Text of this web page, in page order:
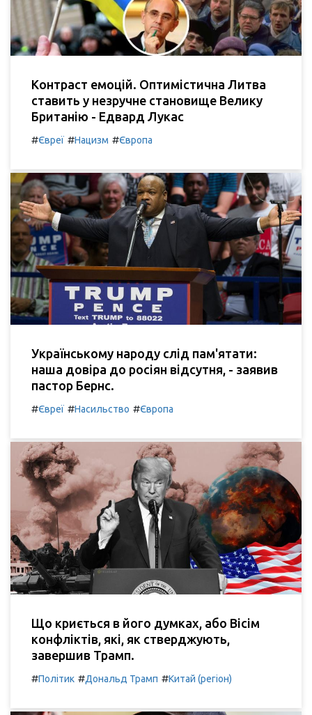
Контраст емоцій. Оптимістична Литва
ставить у незручне становище Велику
Британію - Едвард Лукас
#Євреї #Нацизм #Європа
Українському народу слід пам'ятати:
наша довіра до росіян відсутня, - заявив
пастор Бернс.
#Євреї #Насильство #Європа
Що криється в його думках, або Вісім
конфліктів, які, як стверджують,
завершив Трамп.
#Політик #Дональд Трамп #Китай (регіон)